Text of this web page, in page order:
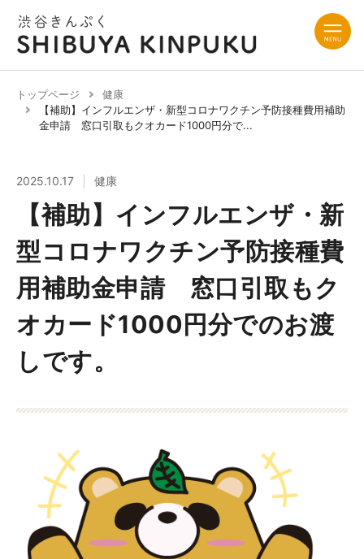
トップページ
健康
【補助】インフルエンザ・新型コロナワクチン予防接種費用補助
金申請 窓口引取もクオカード1000円分で...
2025.10.17 健康
【補助】インフルエンザ・新
型コロナワクチン予防接種費
用補助金申請 窓口引取もク
オカード1000円分でのお渡
しです。